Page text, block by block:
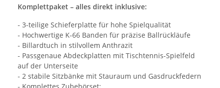
Komplettpaket – alles direkt inklusive:
- 3-teilige Schieferplatte für hohe Spielqualität
- Hochwertige K-66 Banden für präzise Ballrückläufe
- Billardtuch in stilvollem Anthrazit
- Passgenaue Abdeckplatten mit Tischtennis-Spielfeld
auf der Unterseite
- 2 stabile Sitzbänke mit Stauraum und Gasdruckfedern